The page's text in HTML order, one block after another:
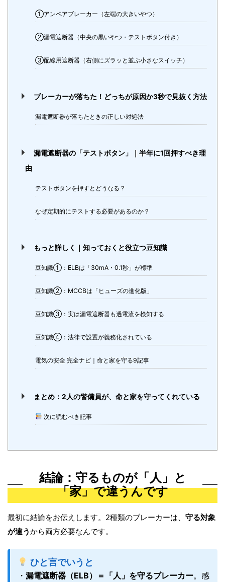
①アンペアブレーカー（左端の大きいやつ）
②漏電遮断器（中央の黒いやつ・テストボタン付き）
③配線用遮断器（右側にズラッと並ぶ小さなスイッチ）
ブレーカーが落ちた！どっちが原因か3秒で見抜く方法
漏電遮断器が落ちたときの正しい対処法
漏電遮断器の「テストボタン」｜半年に1回押すべき理
由
テストボタンを押すとどうなる？
なぜ定期的にテストする必要があるのか？
もっと詳しく｜知っておくと役立つ豆知識
豆知識①：ELBは「30mA・0.1秒」が標準
豆知識②：MCCBは「ヒューズの進化版」
豆知識③：実は漏電遮断器も過電流を検知する
豆知識④：法律で設置が義務化されている
電気の安全 完全ナビ｜命と家を守る9記事
まとめ：2人の警備員が、命と家を守ってくれている
次に読むべき記事
結論：守るものが「人」と
「家」で違うんです
最初に結論をお伝えします。2種類のブレーカーは、 守る対象
が違うから両方必要なんです。
ひと言でいうと
・ 漏電遮断器（ELB）＝「人」を守るブレーカー。感